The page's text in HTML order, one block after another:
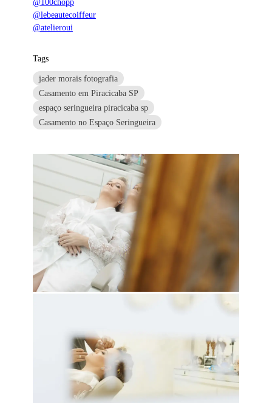
@lebeautecoiffeur
@atelieroui
Tags
jader morais fotografia
Casamento em Piracicaba SP
espaço seringueira piracicaba sp
Casamento no Espaço Seringueira